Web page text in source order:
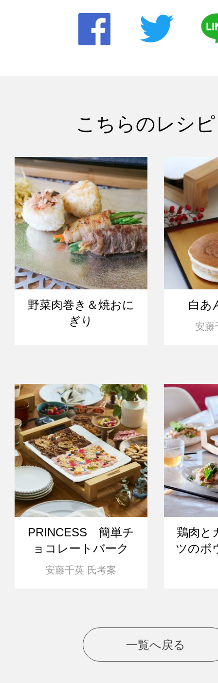
こちらのレシ
野菜肉巻き＆焼おに
ぎり
白あ
安藤
PRINCESS 簡単チ
ョコレートバーク
安藤千英 氏考案
鶏肉と
ツのボ
一覧へ戻る